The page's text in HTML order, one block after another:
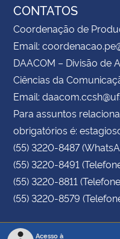
CONTATOS
Coordenação de
Email:
DAACOM – Divisão de
Ciências da
Email:
Para assuntos
obrigatórios é:
(55) 3220-8487
(55) 3220-8491
(55) 3220-8811
(55) 3220-8579
Acesso à